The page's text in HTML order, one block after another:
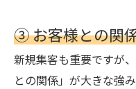
③ お客様との関
新規集客も重要ですが
との関係」が大きな強み